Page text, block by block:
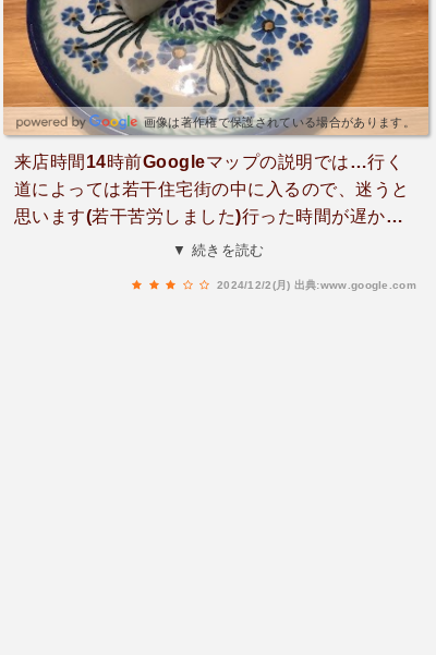
画像は著作権で保護されている場合があります。
来店時間14時前Googleマップの説明では…行く
道によっては若干住宅街の中に入るので、迷うと
思います(若干苦労しました)行った時間が遅かっ
たからなのか…種類がこの感じなのか？選びやす
▼ 続きを読む
2024/12/2(月) 出典:www.google.com